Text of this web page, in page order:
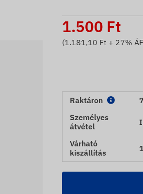
1.500 Ft
(1.181,10 Ft + 27%
Raktáron
Személyes
átvétel
Várható
kiszállítás